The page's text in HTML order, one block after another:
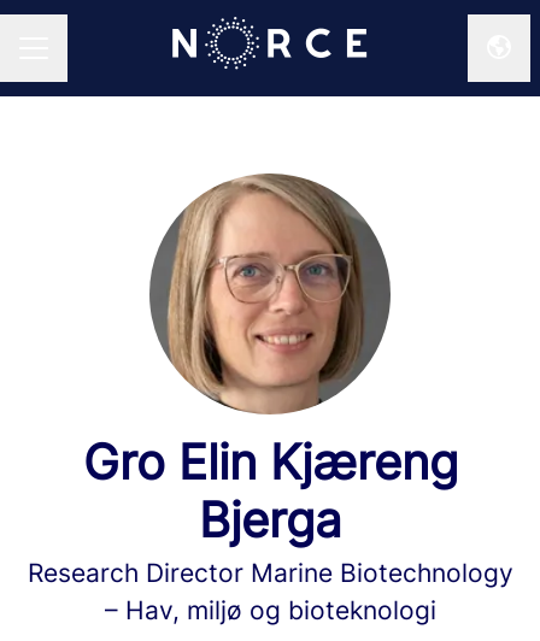
Gro Elin Kjæreng
Bjerga
Research Director Marine Biotechnology
– Hav, miljø og bioteknologi